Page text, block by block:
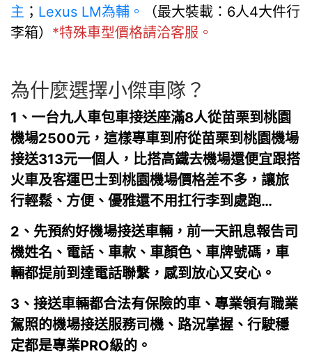
主 ； Lexus LM為輔。
（最大裝載：6人4大件行
李箱） *特殊車型價格請洽客服。
為什麼選擇小傑車隊？
1、 一台九人車包車接送座滿8人從苗栗到桃園
機場2500元，這樣專車到府從苗栗到桃園機場
接送313元一個人，比搭高鐵去機場還便宜跟搭
火車及客運巴士到桃園機場價格差不多，讓旅
行輕鬆、方便、優雅還不用扛行李到處跑…
2、先預約好機場接送車輛，前一天訊息報告司
機姓名、電話、車款、車顏色、車牌號碼，車
輛都提前到達電話聯繫，感到放心又安心。
3 、接送車輛都合法有保險的車、專業領有職業
駕照的機場接送服務司機、路況掌握、行駛穩
定都是專業PRO級的。